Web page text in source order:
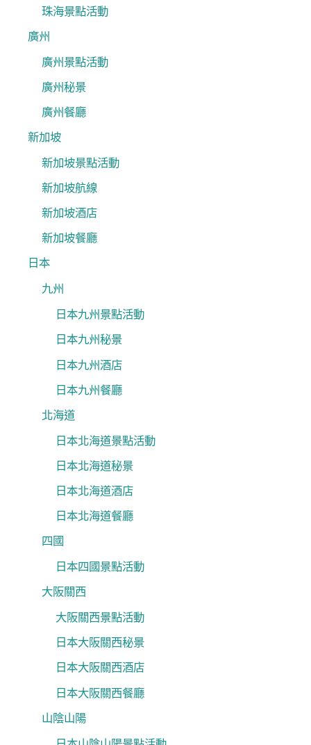
珠海景點活動
廣州
廣州景點活動
廣州秘景
廣州餐廳
新加坡
新加坡景點活動
新加坡航線
新加坡酒店
新加坡餐廳
日本
九州
日本九州景點活動
日本九州秘景
日本九州酒店
日本九州餐廳
北海道
日本北海道景點活動
日本北海道秘景
日本北海道酒店
日本北海道餐廳
四國
日本四國景點活動
大阪關西
大阪關西景點活動
日本大阪關西秘景
日本大阪關西酒店
日本大阪關西餐廳
山陰山陽